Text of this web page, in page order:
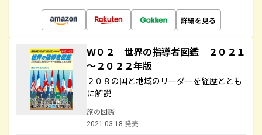
詳細を見る
Ｗ０２ 世界の指導者図鑑 ２０２１
～２０２２年版
２０８の国と地域のリーダーを経歴ととも
に解説
旅の図鑑
2021.03.18 発売